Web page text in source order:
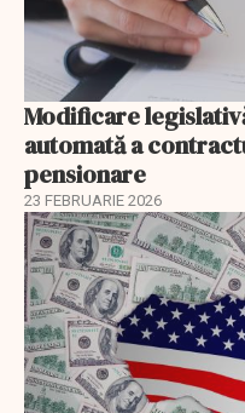
Modificare
automată a
pensionare
23 FEBRUARIE 2026